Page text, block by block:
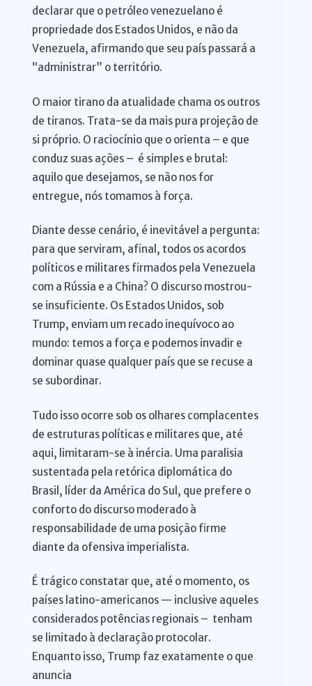
declarar que o petróleo venezuelano é
propriedade dos Estados Unidos, e não da
Venezuela, afirmando que seu país passará a
“administrar” o território.
O maior tirano da atualidade chama os outros
de tiranos. Trata-se da mais pura projeção de
si próprio. O raciocínio que o orienta – e que
conduz suas ações – é simples e brutal:
aquilo que desejamos, se não nos for
entregue, nós tomamos à força.
Diante desse cenário, é inevitável a pergunta:
para que serviram, afinal, todos os acordos
políticos e militares firmados pela Venezuela
com a Rússia e a China? O discurso mostrou-
se insuficiente. Os Estados Unidos, sob
Trump, enviam um recado inequívoco ao
mundo: temos a força e podemos invadir e
dominar quase qualquer país que se recuse a
se subordinar.
Tudo isso ocorre sob os olhares complacentes
de estruturas políticas e militares que, até
aqui, limitaram-se à inércia. Uma paralisia
sustentada pela retórica diplomática do
Brasil, líder da América do Sul, que prefere o
conforto do discurso moderado à
responsabilidade de uma posição firme
diante da ofensiva imperialista.
É trágico constatar que, até o momento, os
países latino-americanos — inclusive aqueles
considerados potências regionais – tenham
se limitado à declaração protocolar.
Enquanto isso, Trump faz exatamente o que
anuncia